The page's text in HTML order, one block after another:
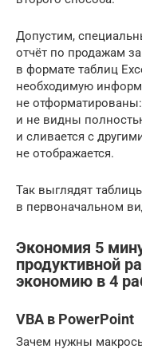
Допустим,
отчёт по продажам
в формате таблиц
необходимую
не
и не видны
и сливается с
не отображается.
Так выглядят
в первоначальном
Экономия 5
продуктивной
экономию в 4
VBA в PowerPoint
Зачем нужны